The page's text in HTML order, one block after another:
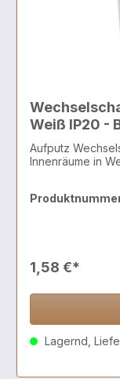
Weiß IP20 -
Aufputz
1,58 €*
Lagernd,